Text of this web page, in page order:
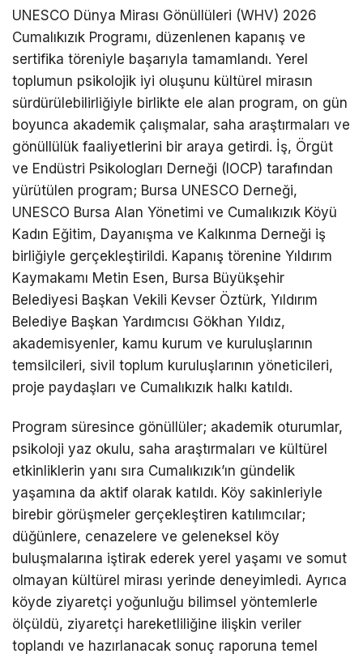
UNESCO Dünya Mirası Gönüllüleri (WHV) 2026
Cumalıkızık Programı, düzenlenen kapanış ve
sertifika töreniyle başarıyla tamamlandı. Yerel
toplumun psikolojik iyi oluşunu kültürel mirasın
sürdürülebilirliğiyle birlikte ele alan program, on gün
boyunca akademik çalışmalar, saha araştırmaları ve
gönüllülük faaliyetlerini bir araya getirdi. İş, Örgüt
ve Endüstri Psikologları Derneği (IOCP) tarafından
yürütülen program; Bursa UNESCO Derneği,
UNESCO Bursa Alan Yönetimi ve Cumalıkızık Köyü
Kadın Eğitim, Dayanışma ve Kalkınma Derneği iş
birliğiyle gerçekleştirildi. Kapanış törenine Yıldırım
Kaymakamı Metin Esen, Bursa Büyükşehir
Belediyesi Başkan Vekili Kevser Öztürk, Yıldırım
Belediye Başkan Yardımcısı Gökhan Yıldız,
akademisyenler, kamu kurum ve kuruluşlarının
temsilcileri, sivil toplum kuruluşlarının yöneticileri,
proje paydaşları ve Cumalıkızık halkı katıldı.
Program süresince gönüllüler; akademik oturumlar,
psikoloji yaz okulu, saha araştırmaları ve kültürel
etkinliklerin yanı sıra Cumalıkızık’ın gündelik
yaşamına da aktif olarak katıldı. Köy sakinleriyle
birebir görüşmeler gerçekleştiren katılımcılar;
düğünlere, cenazelere ve geleneksel köy
buluşmalarına iştirak ederek yerel yaşamı ve somut
olmayan kültürel mirası yerinde deneyimledi. Ayrıca
köyde ziyaretçi yoğunluğu bilimsel yöntemlerle
ölçüldü, ziyaretçi hareketliliğine ilişkin veriler
toplandı ve hazırlanacak sonuç raporuna temel